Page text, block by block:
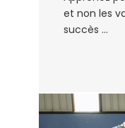
et non les
succès ...